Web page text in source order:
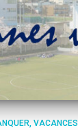
VACANCES